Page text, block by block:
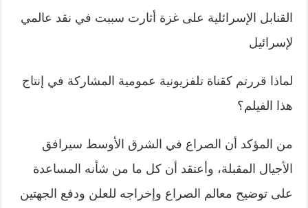
القنابل الإسرائلية على غزة أثارت سببت في نقد عالمي
لإسرائيل
لماذا قررتم كقناة تلفزيونية عمومية المشاركة في إنتاج
هذا الفيلم؟
من المؤكد أن الصراع في الشرق الأوسط سيرافق
الأجيال المقبلة، وأعتقد أن كل ما من شأنه المساعدة
على توضيح معالم الصراع وإخراجه للعلن ودفع الجهتين